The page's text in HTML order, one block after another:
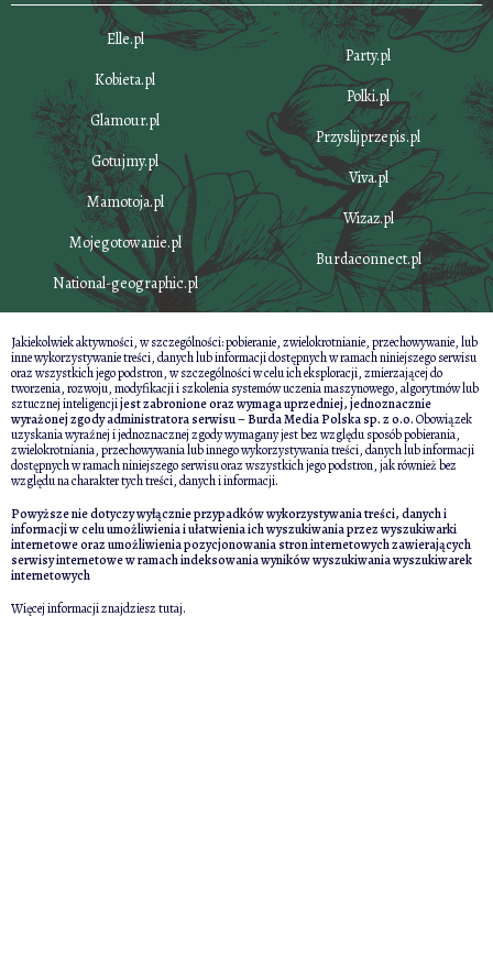
Elle.pl
Kobieta.pl
Glamour.pl
Gotujmy.pl
Mamotoja.pl
Mojegotowanie.pl
National-geographic.pl
Party.pl
Polki.pl
Przyslijprzepis.pl
Viva.pl
Wizaz.pl
Burdaconnect.pl
Jakiekolwiek aktywności, w szczególności: pobieranie, zwielokrotnianie, przechowywanie, lub
inne wykorzystywanie treści, danych lub informacji dostępnych w ramach niniejszego serwisu
oraz wszystkich jego podstron, w szczególności w celu ich eksploracji, zmierzającej do
tworzenia, rozwoju, modyfikacji i szkolenia systemów uczenia maszynowego, algorytmów lub
sztucznej inteligencjijest zabronione oraz wymaga uprzedniej, jednoznacznie
wyrażonej zgody administratora serwisu – Burda Media Polska sp. z o.o.Obowiązek
uzyskania wyraźnej i jednoznacznej zgody wymagany jest bez względu sposób pobierania,
zwielokrotniania, przechowywania lub innego wykorzystywania treści, danych lub informacji
dostępnych w ramach niniejszego serwisu oraz wszystkich jego podstron, jak również bez
względu na charakter tych treści, danych i informacji.
Powyższe nie dotyczy wyłącznie przypadków wykorzystywania treści, danych i
informacji w celu umożliwienia i ułatwienia ich wyszukiwania przez wyszukiwarki
internetowe oraz umożliwienia pozycjonowania stron internetowych zawierających
serwisy internetowe w ramach indeksowania wyników wyszukiwania wyszukiwarek
internetowych
Więcej informacji znajdziesztutaj.